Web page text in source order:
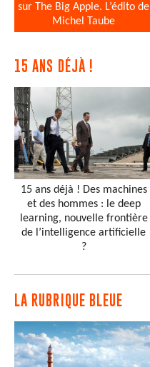
sur The Big Apple. L’édito de
Michel Taube
15 ANS DÉJÀ !
15 ans déjà ! Des machines
et des hommes : le deep
learning, nouvelle frontière
de l’intelligence artificielle
?
LA RUBRIQUE BLEUE